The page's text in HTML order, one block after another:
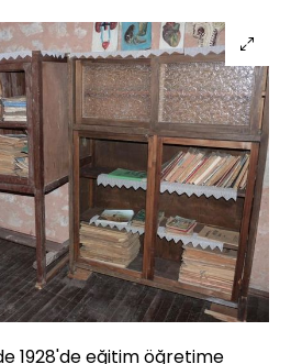
1928'de eğitim öğretime